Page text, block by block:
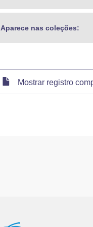
Aparece nas coleções:
Mostrar registro